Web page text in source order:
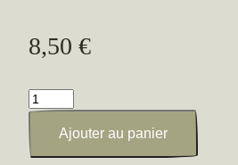
8,50 €
quantité
Salade
Ajouter au panier